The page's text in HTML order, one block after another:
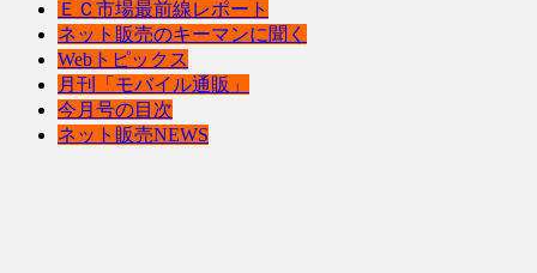
ＥＣ市場最前線レポート
ネット販売のキーマンに聞く
Webトピックス
月刊「モバイル通販」
今月号の目次
ネット販売NEWS